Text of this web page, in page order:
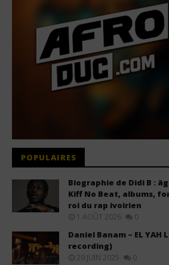
POPULAIRES
Biographie de Didi B :
Kiff No Beat, albums,
roi du rap ivoirien
1 AOÛT 2026 0
Daniel Banam – EL YAH
recording)
29 JUIN 2025 0